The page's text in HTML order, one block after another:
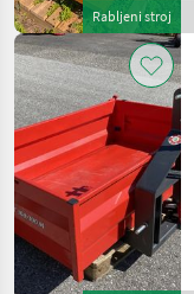
Rabljeni stroj